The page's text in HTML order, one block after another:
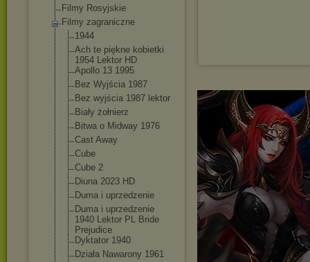
Filmy Rosyjskie
Filmy zagraniczne
1944
Ach te piękne kobietki
1954 Lektor HD
Apollo 13 1995
Bez Wyjścia 1987
Bez wyjścia 1987 lektor
Biały żołnierz
Bitwa o Midway 1976
Cast Away
Cube
Cube 2
Diuna 2023 HD
Duma i uprzedzenie
Duma i uprzedzenie
1940 Lektor PL Bride
Prejudice
Dyktator 1940
Działa Nawarony 1961